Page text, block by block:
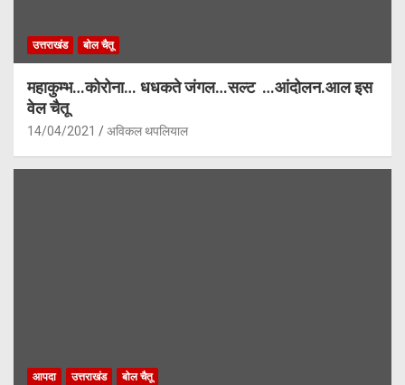
उत्तराखंड बोल चैतू
महाकुम्भ…कोरोना… धधकते जंगल…सल्ट …आंदोलन.आल इस
वेल चैतू
14/04/2021 अविकल थपलियाल
आपदा उत्तराखंड बोल चैतू